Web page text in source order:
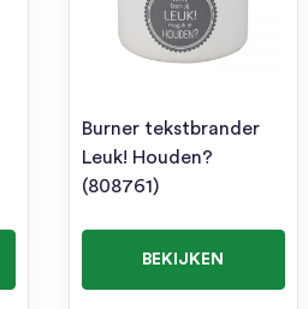
Burner tekstbrander
Leuk! Houden?
(808761)
BEKIJKEN